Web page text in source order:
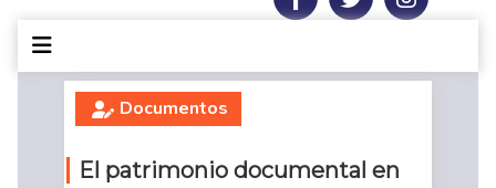
Documentos
El patrimonio documental en